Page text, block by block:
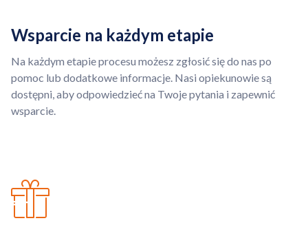
Wsparcie na każdym etapie
Na każdym etapie procesu możesz zgłosić się do nas po
pomoc lub dodatkowe informacje. Nasi opiekunowie są
dostępni, aby odpowiedzieć na Twoje pytania i zapewnić
wsparcie.